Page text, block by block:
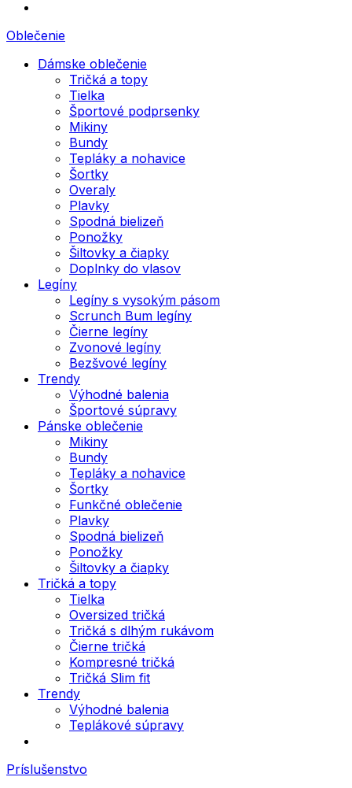
Oblečenie
Dámske oblečenie
Tričká a topy
Tielka
Športové podprsenky
Mikiny
Bundy
Tepláky a nohavice
Šortky
Overaly
Plavky
Spodná bielizeň
Ponožky
Šiltovky a čiapky
Doplnky do vlasov
Legíny
Legíny s vysokým pásom
Scrunch Bum legíny
Čierne legíny
Zvonové legíny
Bezšvové legíny
Trendy
Výhodné balenia
Športové súpravy
Pánske oblečenie
Mikiny
Bundy
Tepláky a nohavice
Šortky
Funkčné oblečenie
Plavky
Spodná bielizeň
Ponožky
Šiltovky a čiapky
Tričká a topy
Tielka
Oversized tričká
Tričká s dlhým rukávom
Čierne tričká
Kompresné tričká
Tričká Slim fit
Trendy
Výhodné balenia
Teplákové súpravy
Príslušenstvo